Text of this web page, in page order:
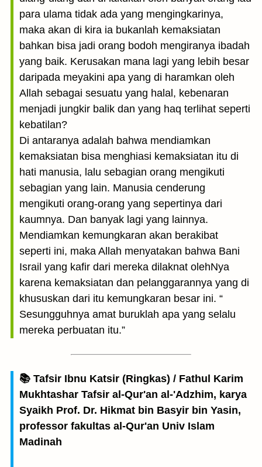
para ulama tidak ada yang mengingkarinya,
maka akan di kira ia bukanlah kemaksiatan
bahkan bisa jadi orang bodoh mengiranya ibadah
yang baik. Kerusakan mana lagi yang lebih besar
daripada meyakini apa yang di haramkan oleh
Allah sebagai sesuatu yang halal, kebenaran
menjadi jungkir balik dan yang haq terlihat seperti
kebatilan?
Di antaranya adalah bahwa mendiamkan
kemaksiatan bisa menghiasi kemaksiatan itu di
hati manusia, lalu sebagian orang mengikuti
sebagian yang lain. Manusia cenderung
mengikuti orang-orang yang sepertinya dari
kaumnya. Dan banyak lagi yang lainnya.
Mendiamkan kemungkaran akan berakibat
seperti ini, maka Allah menyatakan bahwa Bani
Israil yang kafir dari mereka dilaknat olehNya
karena kemaksiatan dan pelanggarannya yang di
khususkan dari itu kemungkaran besar ini. “
Sesungguhnya amat buruklah apa yang selalu
mereka perbuatan itu.”
📚 Tafsir Ibnu Katsir (Ringkas) / Fathul Karim
Mukhtashar Tafsir al-Qur'an al-'Adzhim, karya
Syaikh Prof. Dr. Hikmat bin Basyir bin Yasin,
professor fakultas al-Qur'an Univ Islam
Madinah